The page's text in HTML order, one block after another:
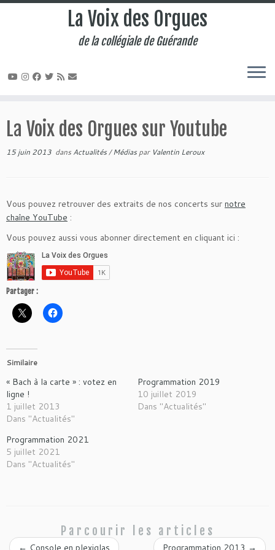
au
contenu
La Voix des Orgues
de la collégiale de Guérande
La Voix des Orgues sur Youtube
15 juin 2013 dans Actualités/Médiaspar Valentin Leroux
Vous pouvez retrouver des extraits de nos concerts sur notre
chaîne YouTube :
Vous pouvez aussi vous abonner directement en cliquant ici :
Partager :
Similaire
« Bach à la carte » : votez en
ligne !
1 juillet 2013
Dans "Actualités"
Programmation 2019
10 juillet 2019
Dans "Actualités"
Programmation 2021
5 juillet 2021
Dans "Actualités"
Parcourir les articles
← Console en plexiglas Programmation 2013 →